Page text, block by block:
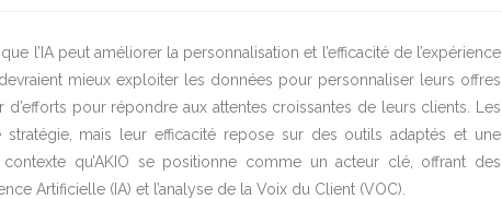
l’IA peut améliorer la personnalisation et l’efficacité de l’expérience
mieux exploiter les données pour personnaliser leurs offres
pour répondre aux attentes croissantes de leurs clients. Les
mais leur efficacité repose sur des outils adaptés et une
qu’AKIO se positionne comme un acteur clé, offrant des
Artificielle (IA) et l’analyse de la Voix du Client (VOC).